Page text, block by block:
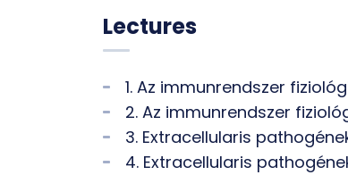
Lectures
1. Az immunrendszer
2. Az immunrendszer
3. Extracellularis
4. Extracellularis